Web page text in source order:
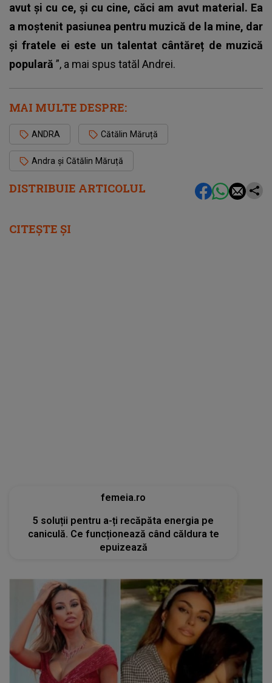
DISTRIBUIE ARTICOLUL
avut și cu ce, și cu cine, căci am avut material. Ea
a moștenit pasiunea pentru muzică de la mine, dar
și fratele ei este un talentat cântăreț de muzică
populară ”, a mai spus tatăl Andrei.
MAI MULTE DESPRE:
ANDRA Cătălin Măruță
Andra și Cătălin Măruță
CITEȘTE ȘI
femeia.ro
5 soluții pentru a-ți recăpăta energia pe
caniculă. Ce funcționează când căldura te
epuizează